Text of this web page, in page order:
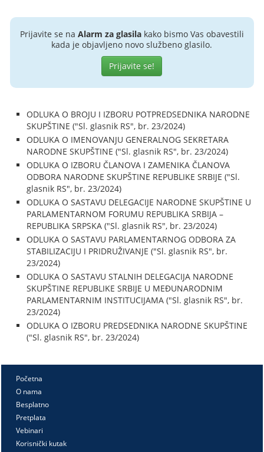
Prijavite se na Alarm za glasilakako bismo Vas obavestili
kada je objavljeno novo službeno glasilo.
Prijavite se!
ODLUKA O BROJU I IZBORU POTPREDSEDNIKA NARODNE
SKUPŠTINE ("Sl. glasnik RS", br. 23/2024)
ODLUKA O IMENOVANJU GENERALNOG SEKRETARA
NARODNE SKUPŠTINE ("Sl. glasnik RS", br. 23/2024)
ODLUKA O IZBORU ČLANOVA I ZAMENIKA ČLANOVA
ODBORA NARODNE SKUPŠTINE REPUBLIKE SRBIJE ("Sl.
glasnik RS", br. 23/2024)
ODLUKA O SASTAVU DELEGACIJE NARODNE SKUPŠTINE U
PARLAMENTARNOM FORUMU REPUBLIKA SRBIJA –
REPUBLIKA SRPSKA ("Sl. glasnik RS", br. 23/2024)
ODLUKA O SASTAVU PARLAMENTARNOG ODBORA ZA
STABILIZACIJU I PRIDRUŽIVANJE ("Sl. glasnik RS", br.
23/2024)
ODLUKA O SASTAVU STALNIH DELEGACIJA NARODNE
SKUPŠTINE REPUBLIKE SRBIJE U MEĐUNARODNIM
PARLAMENTARNIM INSTITUCIJAMA ("Sl. glasnik RS", br.
23/2024)
ODLUKA O IZBORU PREDSEDNIKA NARODNE SKUPŠTINE
("Sl. glasnik RS", br. 23/2024)
Početna
O nama
Besplatno
Pretplata
Vebinari
Korisnički kutak